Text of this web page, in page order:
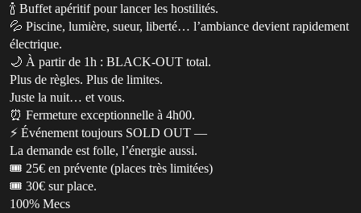
🍾 Buffet apéritif pour lancer les hostilités.
💦 Piscine, lumière, sueur, liberté… l’ambiance devient rapidement
électrique.
🌙 À partir de 1h : BLACK-OUT total.
Plus de règles. Plus de limites.
Juste la nuit… et vous.
⏰ Fermeture exceptionnelle à 4h00.
⚡ Événement toujours SOLD OUT —
La demande est folle, l’énergie aussi.
🎟️ 25€ en prévente (places très limitées)
🎟️ 30€ sur place.
100% Mecs